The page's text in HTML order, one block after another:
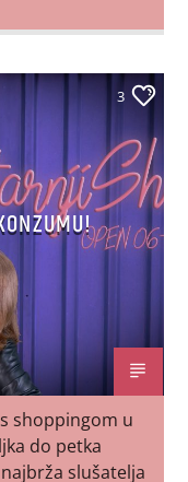
3
shoppingom u
do petka
slušatelja